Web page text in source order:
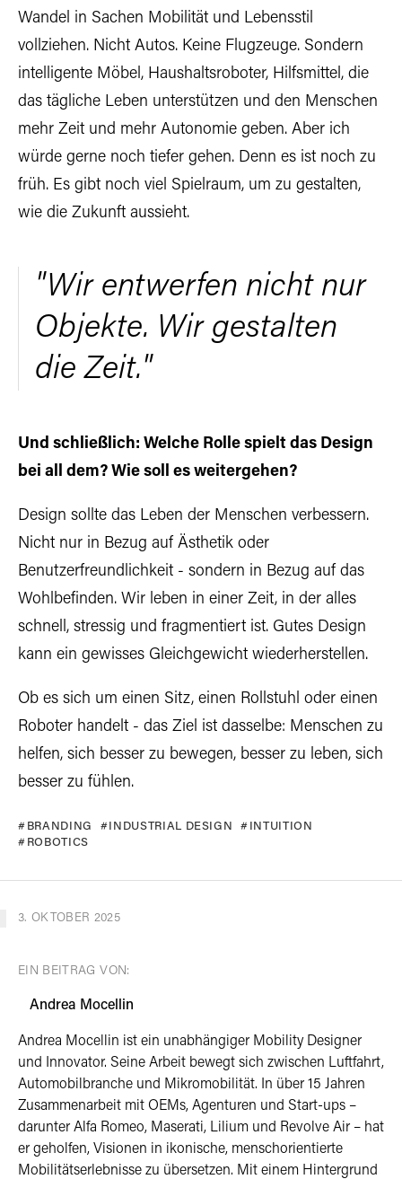
Wandel in Sachen Mobilität und Lebensstil
vollziehen. Nicht Autos. Keine Flugzeuge. Sondern
intelligente Möbel, Haushaltsroboter, Hilfsmittel, die
das tägliche Leben unterstützen und den Menschen
mehr Zeit und mehr Autonomie geben. Aber ich
würde gerne noch tiefer gehen. Denn es ist noch zu
früh. Es gibt noch viel Spielraum, um zu gestalten,
wie die Zukunft aussieht.
"Wir entwerfen nicht nur
Objekte. Wir gestalten
die Zeit."
Und schließlich: Welche Rolle spielt das Design
bei all dem? Wie soll es weitergehen?
Design sollte das Leben der Menschen verbessern.
Nicht nur in Bezug auf Ästhetik oder
Benutzerfreundlichkeit - sondern in Bezug auf das
Wohlbefinden. Wir leben in einer Zeit, in der alles
schnell, stressig und fragmentiert ist. Gutes Design
kann ein gewisses Gleichgewicht wiederherstellen.
Ob es sich um einen Sitz, einen Rollstuhl oder einen
Roboter handelt - das Ziel ist dasselbe: Menschen zu
helfen, sich besser zu bewegen, besser zu leben, sich
besser zu fühlen.
BRANDING INDUSTRIAL DESIGN
INTUITION
ROBOTICS
3. OKTOBER 2025
EIN BEITRAG VON:
Andrea Mocellin
Andrea Mocellin ist ein unabhängiger Mobility Designer
und Innovator. Seine Arbeit bewegt sich zwischen Luftfahrt,
Automobilbranche und Mikromobilität. In über 15 Jahren
Zusammenarbeit mit OEMs, Agenturen und Start-ups –
darunter Alfa Romeo, Maserati, Lilium und Revolve Air – hat
er geholfen, Visionen in ikonische, menschorientierte
Mobilitätserlebnisse zu übersetzen. Mit einem Hintergrund